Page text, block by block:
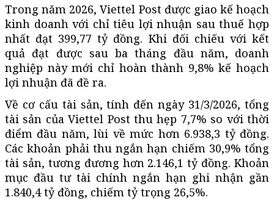
Trong năm 2026, Viettel Post được giao kế hoạch
kinh doanh với chỉ tiêu lợi nhuận sau thuế hợp
nhất đạt 399,77 tỷ đồng. Khi đối chiếu với kết
quả đạt được sau ba tháng đầu năm, doanh
nghiệp này mới chỉ hoàn thành 9,8% kế hoạch
lợi nhuận đã đề ra.
Về cơ cấu tài sản, tính đến ngày 31/3/2026, tổng
tài sản của Viettel Post thu hẹp 7,7% so với thời
điểm đầu năm, lùi về mức hơn 6.938,3 tỷ đồng.
Các khoản phải thu ngắn hạn chiếm 30,9% tổng
tài sản, tương đương hơn 2.146,1 tỷ đồng. Khoản
mục đầu tư tài chính ngắn hạn ghi nhận gần
1.840,4 tỷ đồng, chiếm tỷ trọng 26,5%.